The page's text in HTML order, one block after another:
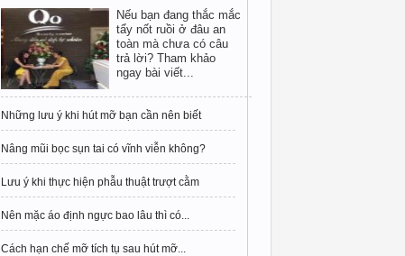
Nếu bạn đang thắc mắc
tẩy nốt ruồi ở đâu an
toàn mà chưa có câu
trả lời? Tham khảo
ngay bài viết...
Những lưu ý khi hút mỡ bạn cần nên biết
Nâng mũi bọc sụn tai có vĩnh viễn không?
Lưu ý khi thực hiện phẫu thuật trượt cằm
Nên mặc áo định ngực bao lâu thì có...
Cách hạn chế mỡ tích tụ sau hút mỡ...